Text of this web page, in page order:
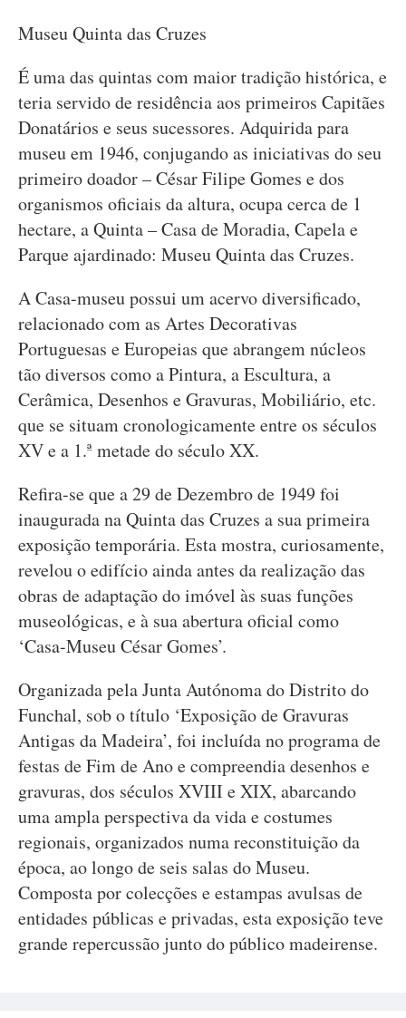
Museu Quinta das Cruzes
É uma das quintas com maior tradição histórica, e
teria servido de residência aos primeiros Capitães
Donatários e seus sucessores. Adquirida para
museu em 1946, conjugando as iniciativas do seu
primeiro doador – César Filipe Gomes e dos
organismos oficiais da altura, ocupa cerca de 1
hectare, a Quinta – Casa de Moradia, Capela e
Parque ajardinado: Museu Quinta das Cruzes.
A Casa-museu possui um acervo diversificado,
relacionado com as Artes Decorativas
Portuguesas e Europeias que abrangem núcleos
tão diversos como a Pintura, a Escultura, a
Cerâmica, Desenhos e Gravuras, Mobiliário, etc.
que se situam cronologicamente entre os séculos
XV e a 1.ª metade do século XX.
Refira-se que a 29 de Dezembro de 1949 foi
inaugurada na Quinta das Cruzes a sua primeira
exposição temporária. Esta mostra, curiosamente,
revelou o edifício ainda antes da realização das
obras de adaptação do imóvel às suas funções
museológicas, e à sua abertura oficial como
‘Casa-Museu César Gomes’.
Organizada pela Junta Autónoma do Distrito do
Funchal, sob o título ‘Exposição de Gravuras
Antigas da Madeira’, foi incluída no programa de
festas de Fim de Ano e compreendia desenhos e
gravuras, dos séculos XVIII e XIX, abarcando
uma ampla perspectiva da vida e costumes
regionais, organizados numa reconstituição da
época, ao longo de seis salas do Museu.
Composta por colecções e estampas avulsas de
entidades públicas e privadas, esta exposição teve
grande repercussão junto do público madeirense.